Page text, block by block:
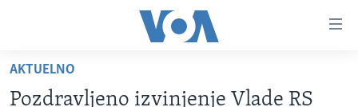
glavni
sadržaj
TV PROGRAM
AKTUELNO
Pozdravljeno izvinjenje Vlade RS